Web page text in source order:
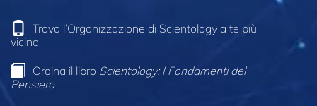
Trova l’Organizzazione di Scientology a te più
vicina
Ordina il libro Scientology: I Fondamenti del
Pensiero